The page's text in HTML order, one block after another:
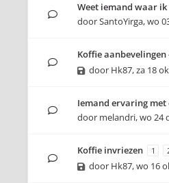
Weet iemand waar ik
doorSantoYirga,wo
Koffie
door Hk87,za 18
Iemand ervaring met
door melandri,wo 24
Koffie invriezen 1
door Hk87,wo 16